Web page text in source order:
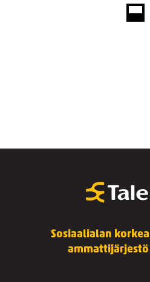
Sosiaalialan
ammattijärjestö